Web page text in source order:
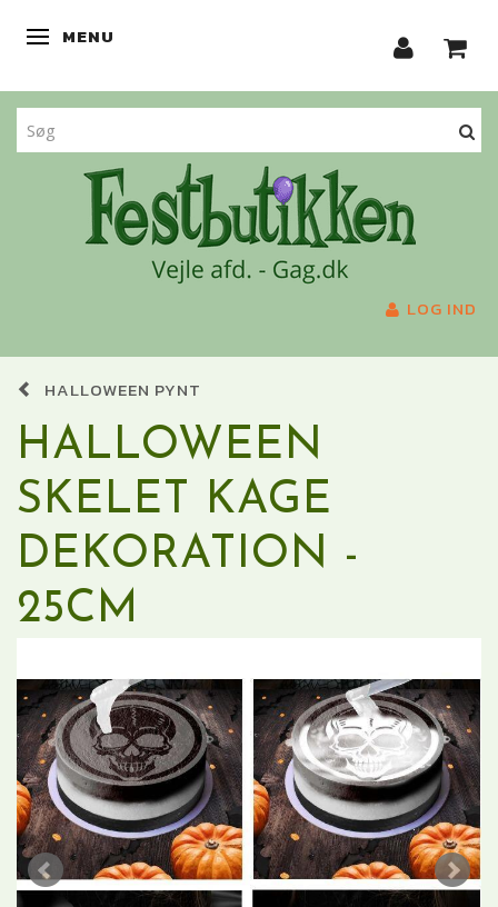
SKIFTE NAVIGATION
MENU
LOG IND
HALLOWEEN PYNT
HALLOWEEN
SKELET KAGE
DEKORATION -
25CM